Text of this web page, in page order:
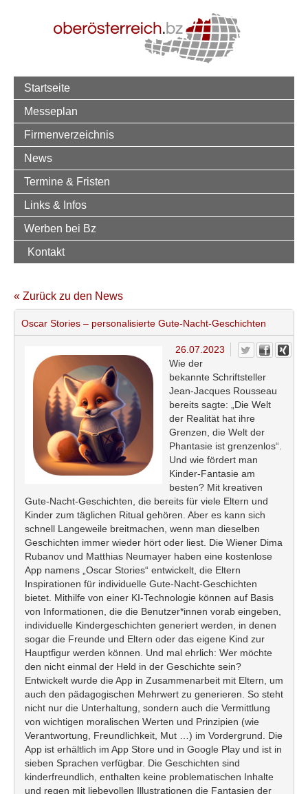
Startseite
Messeplan
Firmenverzeichnis
News
Termine & Fristen
Links & Infos
Werben bei Bz
Kontakt
« Zurück zu den News
Oscar Stories – personalisierte Gute-Nacht-Geschichten
26.07.2023
Wie der
bekannte Schriftsteller
Jean-Jacques Rousseau
bereits sagte: „Die Welt
der Realität hat ihre
Grenzen, die Welt der
Phantasie ist grenzenlos“.
Und wie fördert man
Kinder-Fantasie am
besten? Mit kreativen
Gute-Nacht-Geschichten, die bereits für viele Eltern und
Kinder zum täglichen Ritual gehören. Aber es kann sich
schnell Langeweile breitmachen, wenn man dieselben
Geschichten immer wieder hört oder liest. Die Wiener Dima
Rubanov und Matthias Neumayer haben eine kostenlose
App namens „Oscar Stories“ entwickelt, die Eltern
Inspirationen für individuelle Gute-Nacht-Geschichten
bietet. Mithilfe von einer KI-Technologie können auf Basis
von Informationen, die die Benutzer*innen vorab eingeben,
individuelle Kindergeschichten generiert werden, in denen
sogar die Freunde und Eltern oder das eigene Kind zur
Hauptfigur werden können. Und mal ehrlich: Wer möchte
den nicht einmal der Held in der Geschichte sein?
Entwickelt wurde die App in Zusammenarbeit mit Eltern, um
auch den pädagogischen Mehrwert zu generieren. So steht
nicht nur die Unterhaltung, sondern auch die Vermittlung
von wichtigen moralischen Werten und Prinzipien (wie
Verantwortung, Freundlichkeit, Mut …) im Vordergrund. Die
App ist erhältlich im App Store und in Google Play und ist in
sieben Sprachen verfügbar. Die Geschichten sind
kinderfreundlich, enthalten keine problematischen Inhalte
und regen mit liebevollen Illustrationen die Fantasien der